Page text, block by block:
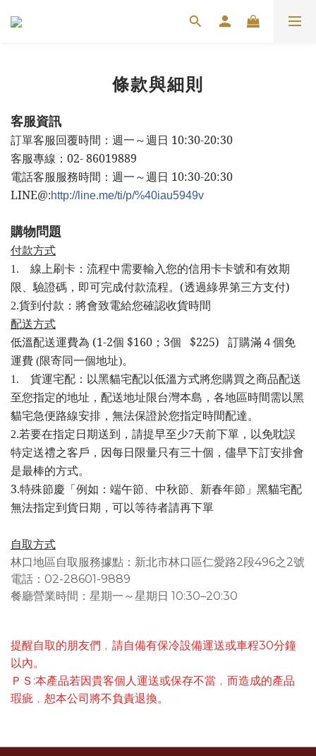
條款與細則
客服資訊
訂單客服回覆時間：週一～週日 10:30-20:30
客服專線：02- 86019889
電話客服服務時間： 週一～週日 10:30-20:30
LINE@:http://line.me/ti/p/%40iau5949v
購物問題
付款方式
1 . 線上刷卡：流程中需要輸入您的信用卡卡號和有效期
限、驗證碼，即可完成付款流程。(透過綠界第三方支付)
2.貨到付款 ： 將會致電給您確認收貨時間
配送方式
低溫配送運費為 (1-2個 $160 ； 3個 $225) 訂購滿４個免
運費 (限寄同一個地址)。
1 . 貨運宅配：以黑貓宅配以低溫方式將您購買之商品配送
至您指定的地址，配送地址限台灣本島，各地區時間需以黑
貓宅急便路線安排，無法保證於您指定時間配達。
2.若要在指定日期送到，請提早至少7天前下單，以免耽誤
特定送禮之客戶，因每日限量只有三十個，儘早下訂安排會
是最棒的方式。
3.特殊節慶「例如：端午節、中秋節、新春年節」黑貓宅配
無法指定到貨日期，可以等待者請再下單
自取方式
林口地區自取服務據點 ： 新北市林口區仁愛路2段496之2號
電話：02-28601-9889
餐廳營業時間 ： 星期一～星期日 10:30–20:30
提醒自取的朋友們﹐請自備有保冷設備運送或車程30分鐘
以內。
ＰＳ:本產品若因貴客個人運送或保存不當﹐而造成的產品
瑕疵﹐恕本公司將不負責退換。